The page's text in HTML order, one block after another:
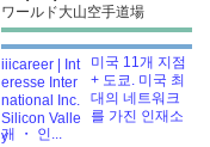
ワールド大山空手道場
미국 11개 지점
+ 도쿄. 미국 최
대의 네트워크
를 가진 인재소
개 ・ 인...